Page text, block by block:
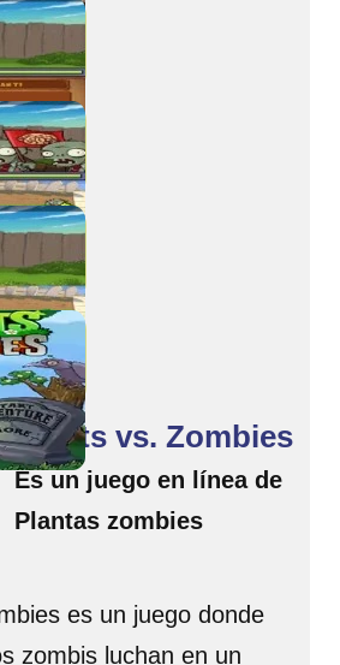
Plants vs. Zombies
Es un juego en línea de
Plantas zombies
es un juego donde
zombis luchan en un